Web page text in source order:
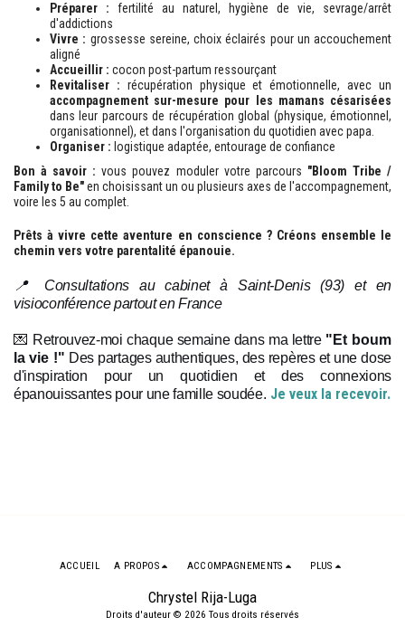
Préparer : fertilité au naturel, hygiène de vie, sevrage/arrêt
d'addictions
Vivre : grossesse sereine, choix éclairés pour un accouchement
aligné
Accueillir : cocon post-partum ressourçant
Revitaliser : récupération physique et émotionnelle, avec un
accompagnement sur-mesure pour les mamans césarisées
dans leur parcours de récupération global (physique, émotionnel,
organisationnel), et dans l'organisation du quotidien avec papa.
Organiser : logistique adaptée, entourage de confiance
Bon à savoir : vous pouvez moduler votre parcours "Bloom Tribe /
Family to Be"en choisissant un ou plusieurs axes de l'accompagnement,
voire les 5 au complet.
Prêts à vivre cette aventure en conscience ? Créons ensemble le
chemin vers votre parentalité épanouie.
📍 Consultations au cabinet à Saint-Denis (93) et en
visioconférence partout en France
💌 Retrouvez-moi chaque semaine dans ma lettre "Et boum
la vie !" Des partages authentiques, des repères et une dose
d'inspiration pour un quotidien et des connexions
épanouissantes pour une famille soudée. Je veux la recevoir.
Chrystel Rija-Luga
Droits d'auteur © 2026 Tous droits réservés
ACCUEIL A PROPOS ACCOMPAGNEMENTS PLUS